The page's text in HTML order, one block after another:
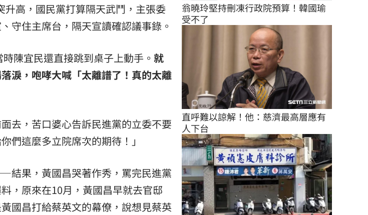
高，國民黨打算隔天武鬥，主張委
守住主席台，隔天宣讀確認議事錄。
陳宜民還直接跳到桌子上動手。 就
淚，咆哮大喊「太離譜了！真的太離
去，苦口婆心告訴民進黨的立委不要
們這麼多立院席次的期待！」
結果，黃國昌哭著作秀，罵完民進黨
，原來在10月，黃國昌早就去官邸
國昌打給蔡英文的幕僚，說想見蔡英
翁曉玲堅持刪凍行政院預算！韓國瑜
受不了
直呼難以諒解！他：慈濟最高層應有
人下台